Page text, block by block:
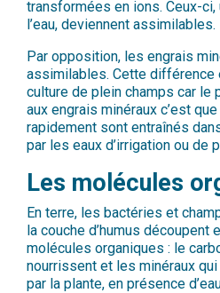
transformées en ions. Ceux-
l’eau, deviennent assimilables.
Par opposition, les engrais
assimilables. Cette
culture de plein champs car le
aux engrais minéraux c’est
rapidement sont entraînés
par les eaux d’irrigation ou de
Les molécules
En terre, les bactéries et
la couche d’humus découpent
molécules organiques : le
nourrissent et les minéraux
par la plante, en présence